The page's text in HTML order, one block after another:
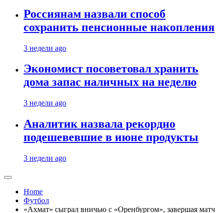
Россиянам назвали способ
сохранить пенсионные накопления
3 недели ago
Экономист посоветовал хранить
дома запас наличных на неделю
3 недели ago
Аналитик назвала рекордно
подешевевшие в июне продукты
3 недели ago
Home
Футбол
«Ахмат» сыграл вничью с «Оренбургом», завершая матч